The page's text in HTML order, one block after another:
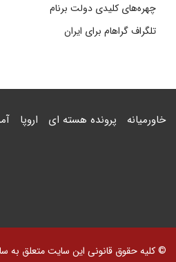
چهره‌های کلیدی دولت برنام
تلگراف گراهام برای ایران
خاورمیانه پرونده هسته ای اروپا
© کلیه حقوق قانونی این سایت متعلق به